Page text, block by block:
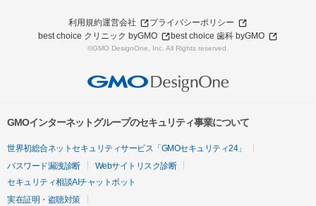
利用規約運営会社
プライバシーポリシー
best choice クリニック byGMO
best choice 歯科 byGMO
©GMO DesignOne, Inc. All Rights reserved.
GMOインターネットグループのセキュリティ事業について
世界初総合ネットセキュリティサービス「GMOセキュリティ24」
パスワード漏洩診断
Webサイトリスク診断
セキュリティ相談AIチャットボット
実在証明・盗聴対策